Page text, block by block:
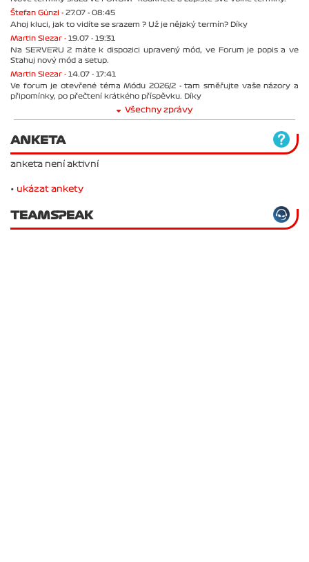
Štefan Günzl - 27.07 - 08:45
Ahoj kluci, jak to vidíte se srazem ? Už je nějaký termín? Díky
Martin Slezar - 19.07 - 19:31
Na SERVERU 2 máte k dispozici upravený mód, ve Forum je popis a ve
Stahuj nový mód a setup.
Martin Slezar - 14.07 - 17:41
Ve forum je otevřené téma Módu 2026/2 - tam směřujte vaše názory a
připomínky, po přečtení krátkého příspěvku. Díky
Všechny zprávy
ANKETA
anketa není aktivní
• ukázat ankety
TEAMSPEAK